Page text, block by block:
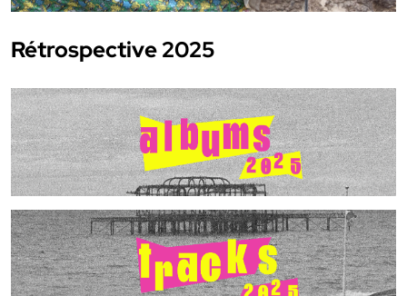
Rétrospective 2025